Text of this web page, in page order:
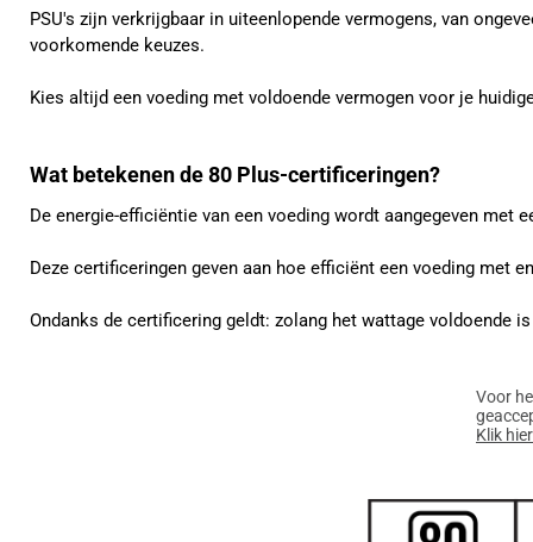
PSU's zijn verkrijgbaar in uiteenlopende vermogens, van
voorkomende keuzes.
Kies altijd een voeding met voldoende vermogen voor je
Wat betekenen de 80 Plus-certificeringen?
De energie-efficiëntie van een voeding wordt aangegeven met
Deze certificeringen geven aan hoe efficiënt een voeding met
Ondanks de certificering geldt: zolang het wattage voldoende
Voor
Klik